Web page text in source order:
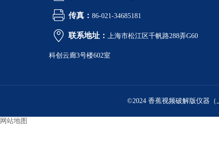
传真： 86-021-34685181
联系地址： 上海市松江区千帆路288弄G60
科创云廊3号楼602室
©2024 香蕉视频破解版仪器（
网站地图